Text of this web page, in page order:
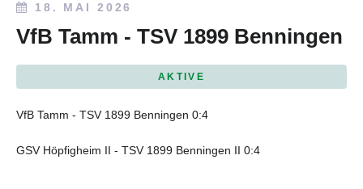
18. MAI 2026
VfB Tamm - TSV 1899 Benningen
AKTIVE
VfB Tamm - TSV 1899 Benningen 0:4
GSV Höpfigheim II - TSV 1899 Benningen II 0:4